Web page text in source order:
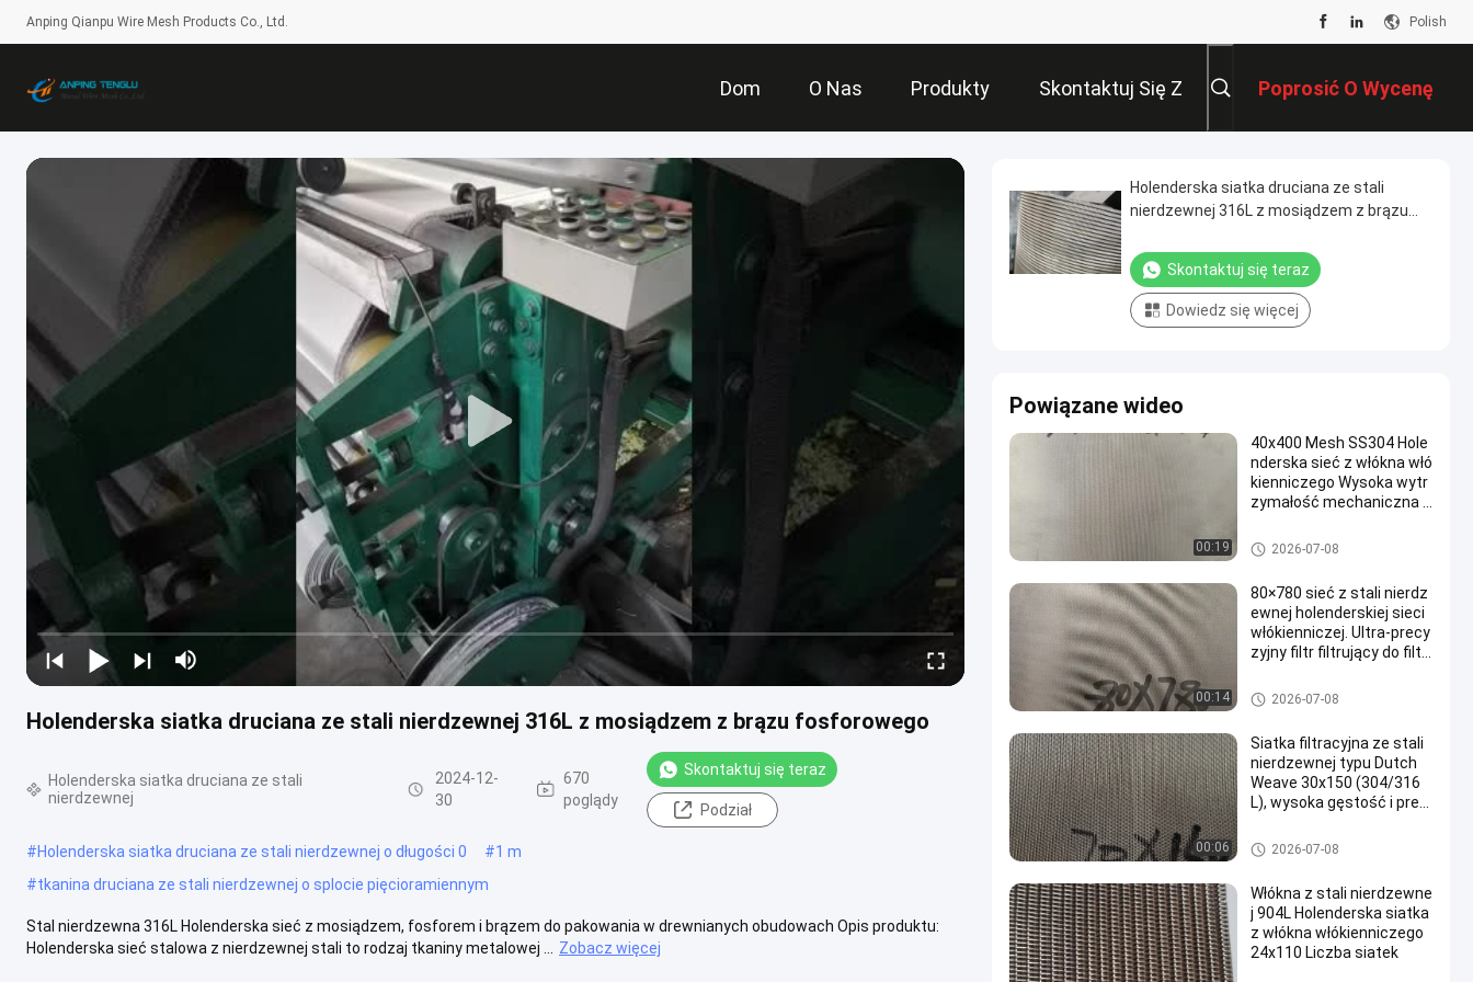
Anping Qianpu Wire Mesh Products Co., Ltd. Polish
Dom O Nas Produkty Skontaktuj Się Z
Nami
Poprosić O Wycenę
Holenderska siatka druciana ze stali nierdzewnej 316L z mosiądzem z brązu fosforowego
Holenderska siatka druciana ze stali
nierdzewnej
2024-12-
30
670
poglądy
Skontaktuj się teraz
Podział
#Holenderska siatka druciana ze stali nierdzewnej o długości 0 #1 m
#tkanina druciana ze stali nierdzewnej o splocie pięcioramiennym
Stal nierdzewna 316L Holenderska sieć z mosiądzem, fosforem i brązem do pakowania w drewnianych obudowach Opis produktu:
Holenderska sieć stalowa z nierdzewnej stali to rodzaj tkaniny metalowej ...
Zobacz więcej
Holenderska siatka druciana ze stali
nierdzewnej 316L z mosiądzem z brązu
Skontaktuj się teraz
Dowiedz się więcej
Powiązane wideo
00:19
40x400 Mesh SS304 Hole
nderska sieć z włókna włó
kienniczego Wysoka wytr
zymałość mechaniczna i
korozję
Holenderska siatka druciana z
e stali nierdzewnej
2026-07-08
00:14
80×780 sieć z stali nierdz
ewnej holenderskiej sieci
włókienniczej. Ultra-precy
zyjny filtr filtrujący do filtr
Holenderska siatka druciana z
e stali nierdzewnej
2026-07-08
00:06
Siatka filtracyjna ze stali
nierdzewnej typu Dutch
Weave 30x150 (304/316
L), wysoka gęstość i prec
Holenderska siatka druciana z
e stali nierdzewnej
2026-07-08
Włókna z stali nierdzewne
j 904L Holenderska siatka
z włókna włókienniczego
24x110 Liczba siatek